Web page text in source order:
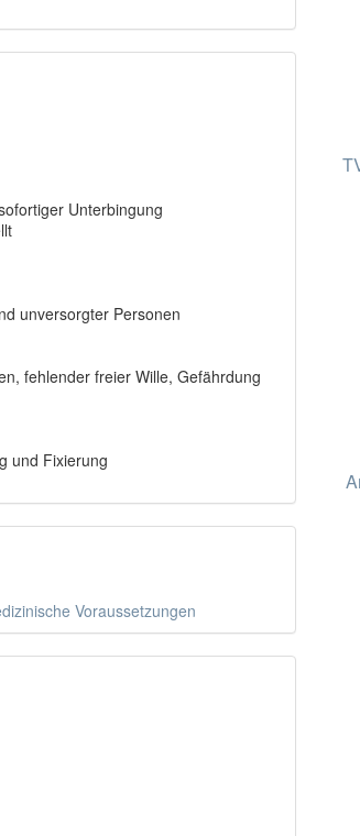
Unterbingung
unversorgter Personen
fehlender freier Wille, Gefährdung
und Fixierung
Voraussetzungen